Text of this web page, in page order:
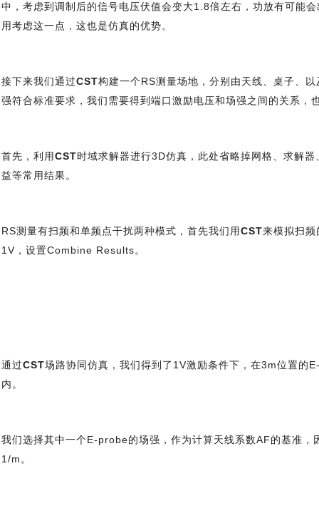
中，考虑到调制后的信号电压伏值会变大1.8倍左右，功放有可能
用考虑这一点，这也是仿真的优势。
接下来我们通过CST构建一个RS测量场地，分别由天线、桌子、
强符合标准要求，我们需要得到端口激励电压和场强之间的关系
首先，利用CST时域求解器进行3D仿真，此处省略掉网格、求解
益等常用结果。
RS测量有扫频和单频点干扰两种模式，首先我们用CST来模拟扫
1V，设置Combine Results。
通过CST场路协同仿真，我们得到了1V激励条件下，在3m位置的
内。
我们选择其中一个E-probe的场强，作为计算天线系数AF的基准
1/m。